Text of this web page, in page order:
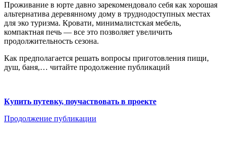
Проживание в юрте давно зарекомендовало себя как хорошая
альтернатива деревянному дому в труднодоступных местах
для эко туризма. Кровати, минималистская мебель,
компактная печь — все это позволяет увеличить
продолжительность сезона.
Как предполагается решать вопросы приготовления пищи,
душ, баня,… читайте продолжение публикаций
Купить путевку, поучаствовать в проекте
Продолжение публикации